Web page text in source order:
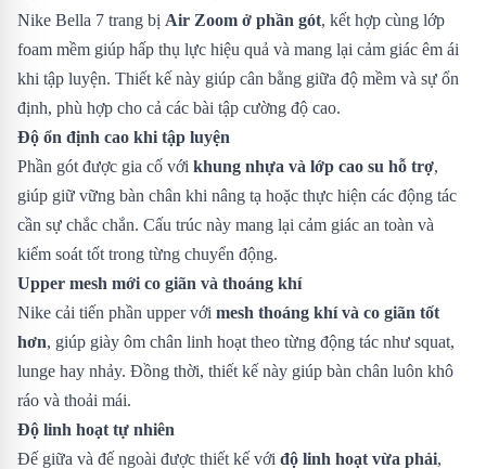
Nike Bella 7 trang bị Air Zoom ở phần gót, kết hợp cùng lớp
foam mềm giúp hấp thụ lực hiệu quả và mang lại cảm giác êm ái
khi tập luyện. Thiết kế này giúp cân bằng giữa độ mềm và sự ổn
định, phù hợp cho cả các bài tập cường độ cao.
Độ ổn định cao khi tập luyện
Phần gót được gia cố với khung nhựa và lớp cao su hỗ trợ,
giúp giữ vững bàn chân khi nâng tạ hoặc thực hiện các động tác
cần sự chắc chắn. Cấu trúc này mang lại cảm giác an toàn và
kiểm soát tốt trong từng chuyển động.
Upper mesh mới co giãn và thoáng khí
Nike cải tiến phần upper với mesh thoáng khí và co giãn tốt
hơn, giúp giày ôm chân linh hoạt theo từng động tác như squat,
lunge hay nhảy. Đồng thời, thiết kế này giúp bàn chân luôn khô
ráo và thoải mái.
Độ linh hoạt tự nhiên
Đế giữa và đế ngoài được thiết kế với độ linh hoạt vừa phải,